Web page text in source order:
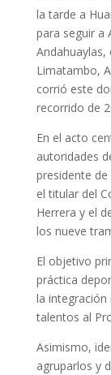
la tarde a
para seguir a
Andahuaylas,
Limatambo,
corrió este
recorrido de
En el acto
autoridades
presidente
el titular del
Herrera y el
los nueve
El objetivo
práctica
la integración
talentos al
Asimismo,
agruparlos y